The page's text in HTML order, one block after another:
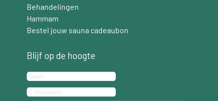
Behandelingen
Hammam
Bestel jouw sauna cadeaubon
Blijf op de hoogte